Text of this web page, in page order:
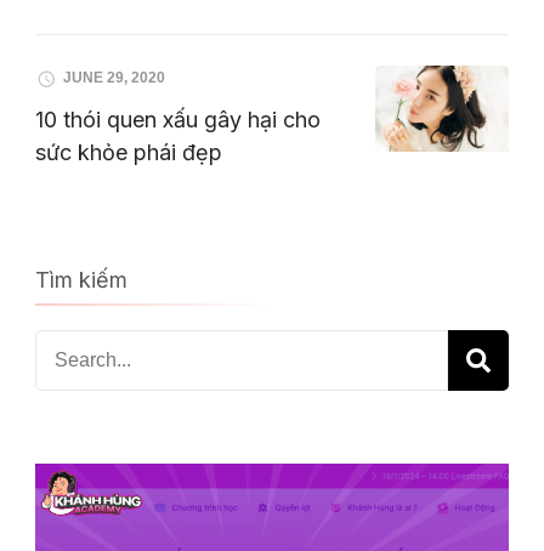
JUNE 29, 2020
10 thói quen xấu gây hại cho
sức khỏe phái đẹp
Tìm kiếm
Search
for: